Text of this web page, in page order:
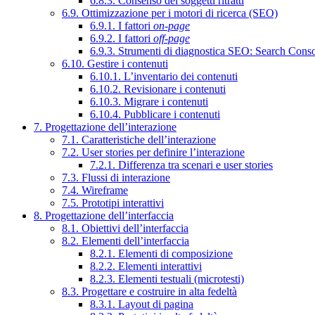
6.9. Ottimizzazione per i motori di ricerca (SEO)
6.9.1. I fattori on-page
6.9.2. I fattori off-page
6.9.3. Strumenti di diagnostica SEO: Search
6.10. Gestire i contenuti
6.10.1. L’inventario dei contenuti
6.10.2. Revisionare i contenuti
6.10.3. Migrare i contenuti
6.10.4. Pubblicare i contenuti
7. Progettazione dell’interazione
7.1. Caratteristiche dell’interazione
7.2. User stories per definire l’interazione
7.2.1. Differenza tra scenari e user stories
7.3. Flussi di interazione
7.4. Wireframe
7.5. Prototipi interattivi
8. Progettazione dell’interfaccia
8.1. Obiettivi dell’interfaccia
8.2. Elementi dell’interfaccia
8.2.1. Elementi di composizione
8.2.2. Elementi interattivi
8.2.3. Elementi testuali (microtesti)
8.3. Progettare e costruire in alta fedeltà
8.3.1. Layout di pagina